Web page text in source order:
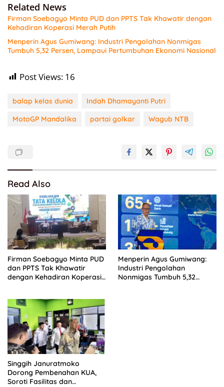
Related News
Firman Soebagyo Minta PUD dan PPTS Tak Khawatir dengan
Kehadiran Koperasi Merah Putih
Menperin Agus Gumiwang: Industri Pengolahan Nonmigas
Tumbuh 5,32 Persen, Lampaui Pertumbuhan Ekonomi Nasional
Post Views: 16
balap kelas dunia
Indah Dhamayanti Putri
MotoGP Mandalika
partai golkar Wagub NTB
Read Also
Firman Soebagyo Minta PUD
dan PPTS Tak Khawatir
dengan Kehadiran Koperasi
Menperin Agus Gumiwang:
Industri Pengolahan
Nonmigas Tumbuh 5,32
Singgih Januratmoko
Dorong Pembenahan KUA,
Soroti Fasilitas dan